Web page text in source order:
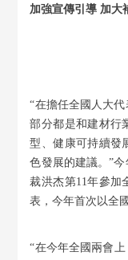
加強宣傳引導 加大
“在擔任全國人大
部分都是和建材行
型、健康可持續發
色發展的建議。”
裁洪杰第11年參加
表，今年首次以全
“在今年全國兩會